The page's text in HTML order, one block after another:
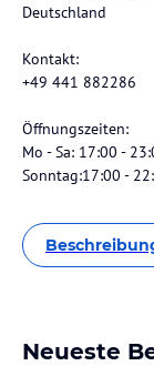
Deutschland
Kontakt:
+49 441 882286
Öffnungszeiten:
Mo - Sa: 17:00 -
Sonntag:17:00 -
Neueste